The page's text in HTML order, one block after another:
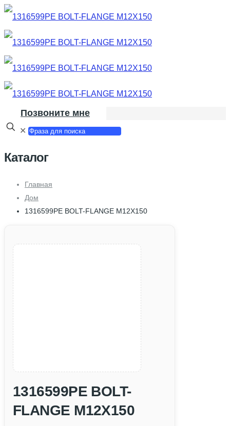
Позвоните мне
✕
Каталог
Главная
Дом
1316599PE BOLT-FLANGE M12X150
1316599PE BOLT-
FLANGE M12X150